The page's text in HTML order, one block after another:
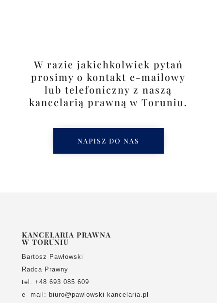
W razie jakichkolwiek pytań
prosimy o kontakt e-mailowy
lub telefoniczny z naszą
kancelarią prawną w Toruniu.
NAPISZ DO NAS
KANCELARIA PRAWNA
W TORUNIU
Bartosz Pawłowski
Radca Prawny
tel. +48 693 085 609
e- mail: biuro@pawlowski-kancelaria.pl